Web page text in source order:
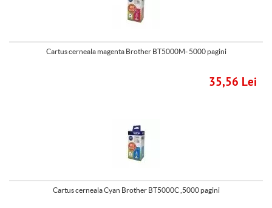
Cartus cerneala magenta Brother BT5000M- 5000 pagini
35,56 Lei
Cartus cerneala Cyan Brother BT5000C ,5000 pagini